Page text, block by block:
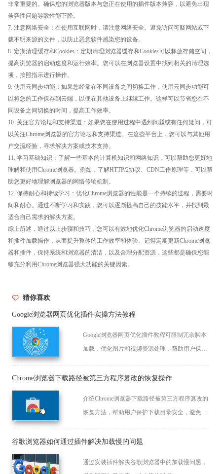
非常重要的。确保您的浏览器版本与您正在使用的插件版本兼容，以避免出现
兼容性问题导致性能下降。
7. 注意网络安全：在使用互联网时，请注意网络安全。避免访问可疑网站或下
载不明来源的文件，以防止恶意软件感染您的设备。
8. 定期清理缓存和Cookies：定期清理浏览器缓存和Cookies可以释放存储空间，
提高浏览器的启动速度和运行效率。您可以在浏览器设置中找到相关的清理选
项，按照指示进行操作。
9. 使用云同步功能：如果您经常在不同设备之间切换工作，使用云同步功能可
以将您的工作保存到云端，以便在其他设备上继续工作。这样可以节省您在不
同设备之间切换的时间，提高工作效率。
10. 关注官方论坛和支持渠道：如果您在使用过程中遇到问题或有任何疑问，可
以关注Chrome浏览器的官方论坛和支持渠道。在这些平台上，您可以与其他用
户交流经验，寻求解决方案或技术支持。
11. 学习基础知识：了解一些基本的计算机知识和网络知识，可以帮助您更好地
理解和使用Chrome浏览器。例如，了解HTTP/2协议、CDN工作原理等，可以帮
助您更好地理解浏览器的网络传输机制。
12. 保持耐心和持续学习：优化Chrome浏览器的性能是一个持续的过程，需要时
间和耐心。通过不断学习和实践，您可以逐渐提高自己的技能水平，并找到最
适合自己需求的解决方案。
综上所述，通过以上步骤和技巧，您可以有效地优化Chrome浏览器的启动速度
和插件加载操作，从而提升整体的工作效率和体验。记得定期更新Chrome浏览
器和插件，保持系统和浏览器的清洁，以及合理分配资源，这些都是确保您能
够充分利用Chrome浏览器强大功能的关键因素。
猜你喜欢
Google浏览器网页优化插件实操方法教程
Google浏览器网页优化插件教程可限制冗余脚本
加载，优化图片和视频资源处理，帮助用户保持
Chrome浏览器下载路径被第三方程序篡改的恢复操作
介绍Chrome浏览器下载路径被第三方程序篡改的
恢复方法，帮助用户保护下载目录安全，避免文
谷歌浏览器如何通过插件解决加载慢的问题
通过安装插件解决谷歌浏览器中的加载慢问题，